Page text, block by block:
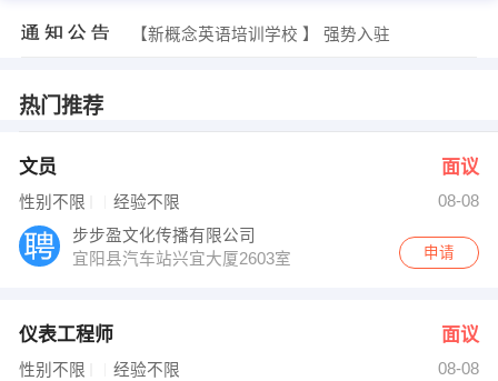
【新概念英语培训学校 】 强势入驻
【弋阳县金资城镇开发建设有限公司 】 强势入驻
热门推荐
文员 面议
性别不限 经验不限
08-08
步步盈文化传播有限公司
宜阳县汽车站兴宜大厦2603室
申请
仪表工程师 面议
性别不限 经验不限
08-08